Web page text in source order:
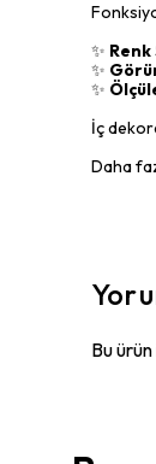
✨
✨
✨
İç
Daha
Bu